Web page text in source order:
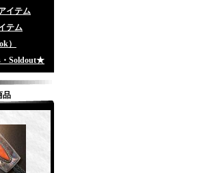
イテム
テム
）
Soldout★
品